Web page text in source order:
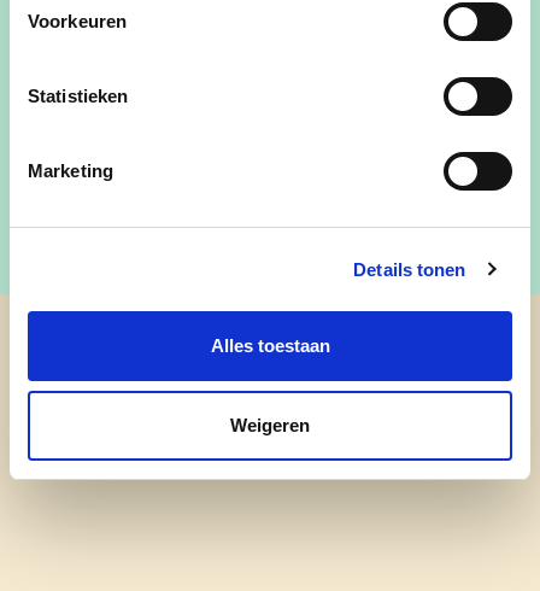
Voorkeuren
Statistieken
Marketing
Details tonen
Alles toestaan
Weigeren
Contactgegevens: